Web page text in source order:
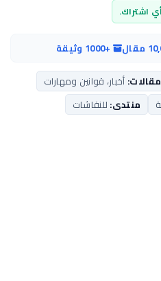
اشتراك.
+1000 وثيقة
مقالات: أخبار، قوانين ومهارات
منتدى: للنقاشات